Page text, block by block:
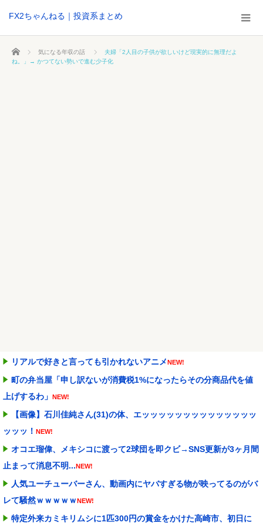
FX2ちゃんねる｜投資系まとめ
ホーム 気になる年収の話
夫婦「2人目の子供が欲しいけど現実的に無理だよ
ね。」→ かつてない勢いで進む少子化
リアルで好きと言っても引かれないアニメNEW!
町の弁当屋「申し訳ないが消費税1%になったらその分商品代を値
上げするわ」 NEW!
【画像】石川佳純さん(31)の体、エッッッッッッッッッッッッッッ
ッッッ！ NEW!
オコエ瑠偉、メキシコに渡って2球団を即クビ→SNS更新が3ヶ月間
止まって消息不明...NEW!
人気ユーチューバーさん、動画内にヤバすぎる物が映ってるのがバ
レて騒然ｗｗｗｗｗNEW!
特定外来カミキリムシに1匹300円の賞金をかけた高崎市、初日に